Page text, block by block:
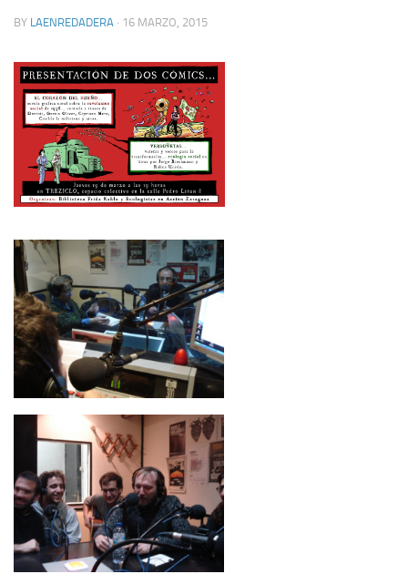
BY LAENREDADERA · 16 MARZO, 2015